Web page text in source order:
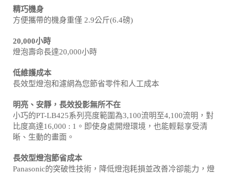
精巧機身
方便攜帶的機身重僅 2.9公斤(6.4磅)
20,000小時
燈泡壽命長達20,000小時
低維護成本
長效型燈泡和濾網為您節省零件和人工成本
明亮、安靜，長效投影無所不在
小巧的PT-LB425系列亮度範圍為3,100流明至4,100流明，對
比度高達16,000 : 1。即使身處開燈環境，也能輕鬆享受清
晰、生動的畫面。
長效型燈泡節省成本
Panasonic的突破性技術，降低燈泡耗損並改善冷卻能力，燈